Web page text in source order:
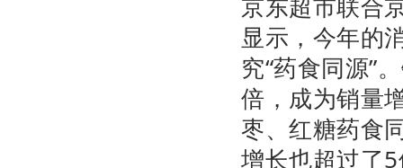
显示，今年的
究“药食同源”
倍，成为销量
枣、红糖药食
增长也超过了